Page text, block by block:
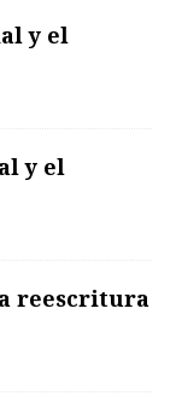
y el
y el
reescritura